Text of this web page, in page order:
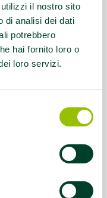
il nostro sito
di analisi dei dati
potrebbero
hai fornito loro o
loro servizi.
servizi-e-
terza-